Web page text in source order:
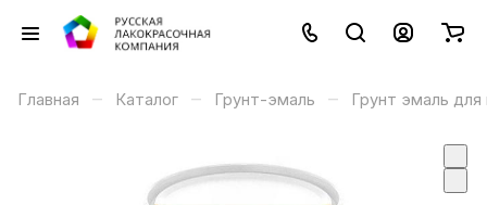
Главная – Каталог – Грунт-эмаль – Грунт эмаль